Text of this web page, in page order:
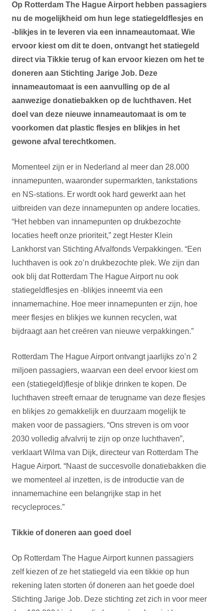
Op Rotterdam The Hague Airport hebben passagiers
nu de mogelijkheid om hun lege statiegeldflesjes en
-blikjes in te leveren via een innameautomaat. Wie
ervoor kiest om dit te doen, ontvangt het statiegeld
direct via Tikkie terug of kan ervoor kiezen om het te
doneren aan Stichting Jarige Job. Deze
innameautomaat is een aanvulling op de al
aanwezige donatiebakken op de luchthaven. Het
doel van deze nieuwe innameautomaat is om te
voorkomen dat plastic flesjes en blikjes in het
gewone afval terechtkomen.
Momenteel zijn er in Nederland al meer dan 28.000
innamepunten, waaronder supermarkten, tankstations
en NS-stations. Er wordt ook hard gewerkt aan het
uitbreiden van deze innamepunten op andere locaties.
“Het hebben van innamepunten op drukbezochte
locaties heeft onze prioriteit,” zegt Hester Klein
Lankhorst van Stichting Afvalfonds Verpakkingen. “Een
luchthaven is ook zo’n drukbezochte plek. We zijn dan
ook blij dat Rotterdam The Hague Airport nu ook
statiegeldflesjes en -blikjes inneemt via een
innamemachine. Hoe meer innamepunten er zijn, hoe
meer flesjes en blikjes we kunnen recyclen, wat
bijdraagt aan het creëren van nieuwe verpakkingen.”
Rotterdam The Hague Airport ontvangt jaarlijks zo’n 2
miljoen passagiers, waarvan een deel ervoor kiest om
een (statiegeld)flesje of blikje drinken te kopen. De
luchthaven streeft ernaar de terugname van deze flesjes
en blikjes zo gemakkelijk en duurzaam mogelijk te
maken voor de passagiers. “Ons streven is om voor
2030 volledig afvalvrij te zijn op onze luchthaven”,
verklaart Wilma van Dijk, directeur van Rotterdam The
Hague Airport. “Naast de succesvolle donatiebakken die
we momenteel al inzetten, is de introductie van de
innamemachine een belangrijke stap in het
recycleproces.”
Tikkie of doneren aan goed doel
Op Rotterdam The Hague Airport kunnen passagiers
zelf kiezen of ze het statiegeld via een tikkie op hun
rekening laten storten óf doneren aan het goede doel
Stichting Jarige Job. Deze stichting zet zich in voor meer